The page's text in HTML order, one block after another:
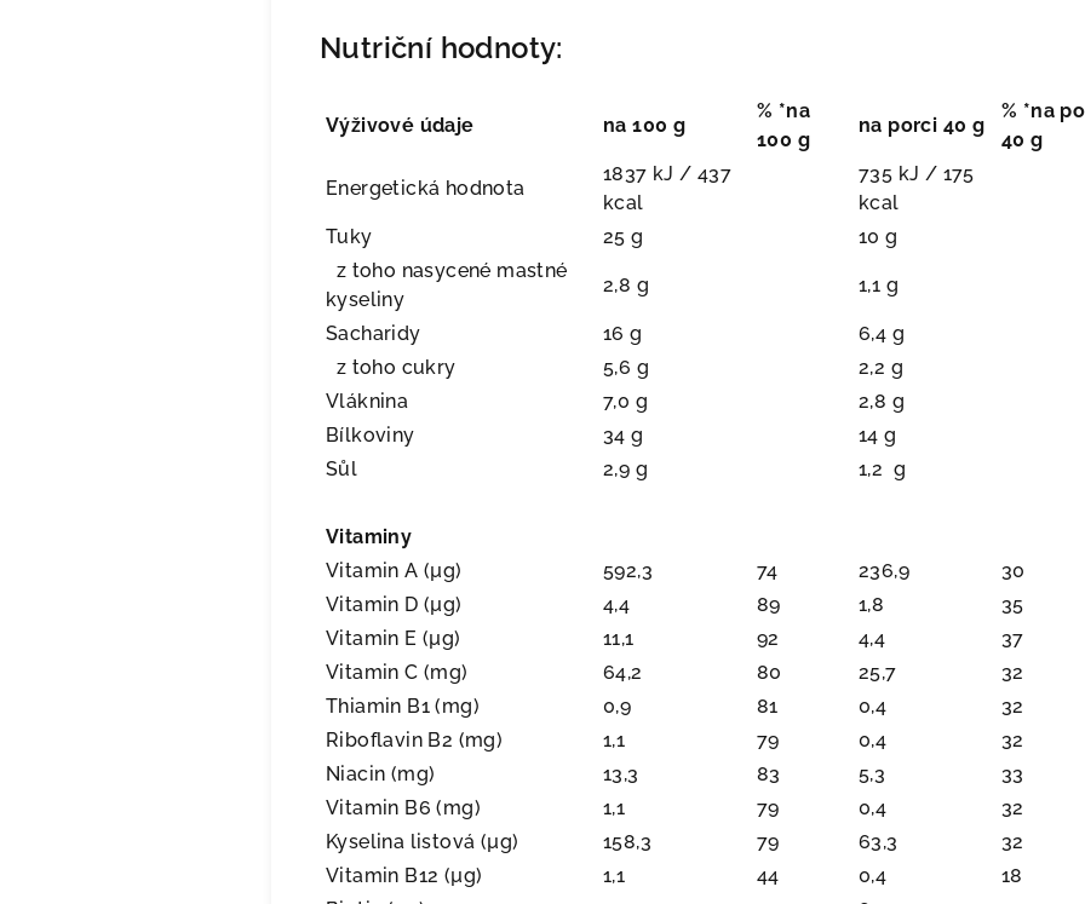
Nutriční hodnoty:
Výživové údaje na 100 g
% *na
100 g
na porci 40 g
% *na
40 g
Energetická hodnota
1837 kJ / 437
kcal
735 kJ / 175
kcal
Tuky
25 g
10 g
z toho nasycené mastné
kyseliny
2,8 g 1,1 g
Sacharidy 16 g
6,4 g
z toho cukry
5,6 g
2,2 g
Vláknina
7,0 g
2,8 g
Bílkoviny
34 g
14 g
Sůl
2,9 g 1,2 g
Vitaminy
Vitamin A (µg)
592,3 74 236,9
30
Vitamin D (µg)
4,4 89 1,8
35
Vitamin E (µg)
11,1 92 4,4
37
Vitamin C (mg)
64,2 80 25,7
32
Thiamin B1 (mg)
0,9 81 0,4
32
Riboflavin B2 (mg)
1,1 79 0,4
32
Niacin (mg)
13,3 83 5,3
33
Vitamin B6 (mg)
1,1 79 0,4
32
Kyselina listová (µg)
158,3 79 63,3
32
Vitamin B12 (µg)
1,1 44 0,4
18